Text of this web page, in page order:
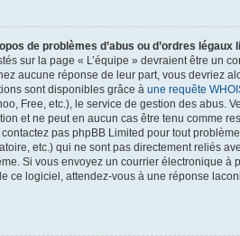
de problèmes d’abus ou d’ordres légaux
sur la page « L’équipe » devraient être un
aucune réponse de leur part, vous devriez
sont disponibles grâce à une requête
Free, etc.), le service de gestion des abus.
et ne peut en aucun cas être tenu comme
pas phpBB Limited pour tout
etc.) qui ne sont pas directement reliés
Si vous envoyez un courrier électronique à
ce logiciel, attendez-vous à une réponse